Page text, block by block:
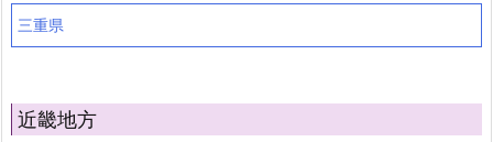
三重県
近畿地方